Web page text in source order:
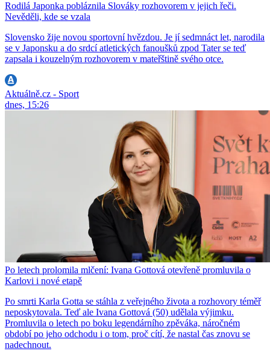
Rodilá Japonka pobláznila Slováky rozhovorem v jejich řeči.
Nevěděli, kde se vzala
Slovensko žije novou sportovní hvězdou. Je jí sedmnáct let, narodila
se v Japonsku a do srdcí atletických fanoušků zpod Tater se teď
zapsala i kouzelným rozhovorem v mateřštině svého otce.
Aktuálně.cz - Sport
dnes, 15:26
Po letech prolomila mlčení: Ivana Gottová otevřeně promluvila o
Karlovi i nové etapě
Po smrti Karla Gotta se stáhla z veřejného života a rozhovory téměř
neposkytovala. Teď ale Ivana Gottová (50) udělala výjimku.
Promluvila o letech po boku legendárního zpěváka, náročném
období po jeho odchodu i o tom, proč cítí, že nastal čas znovu se
nadechnout.